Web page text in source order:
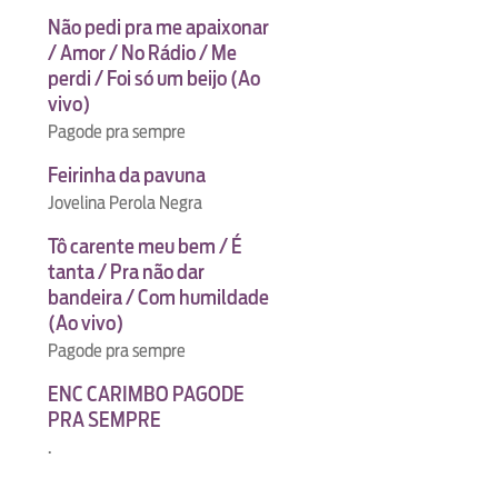
Não pedi pra me apaixonar
/ Amor / No Rádio / Me
perdi / Foi só um beijo (Ao
vivo)
Pagode pra sempre
Feirinha da pavuna
Jovelina Perola Negra
Tô carente meu bem / É
tanta / Pra não dar
bandeira / Com humildade
(Ao vivo)
Pagode pra sempre
ENC CARIMBO PAGODE
PRA SEMPRE
.